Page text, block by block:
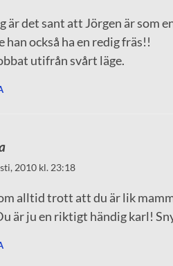
är det sant att Jörgen är som
han också ha en redig fräs!!
utifrån svårt läge.
2010 kl. 23:18
alltid trott att du är lik
är ju en riktigt händig karl!